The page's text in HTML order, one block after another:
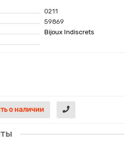
0211
59869
Bijoux Indiscrets
о наличии